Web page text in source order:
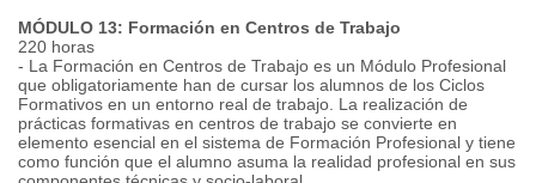
MÓDULO 13: Formación en Centros de Trabajo
220 horas
- La Formación en Centros de Trabajo es un Módulo Profesional
que obligatoriamente han de cursar los alumnos de los Ciclos
Formativos en un entorno real de trabajo. La realización de
prácticas formativas en centros de trabajo se convierte en
elemento esencial en el sistema de Formación Profesional y tiene
como función que el alumno asuma la realidad profesional en sus